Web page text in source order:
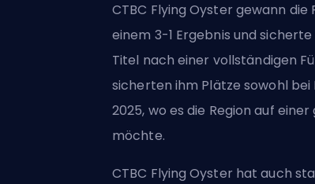
CTBC Flying Oyster gewann die
einem 3-1 Ergebnis und
Titel nach einer vollständigen
sicherten ihm Plätze sowohl bei
2025, wo es die Region auf
möchte.
CTBC Flying Oyster hat auch